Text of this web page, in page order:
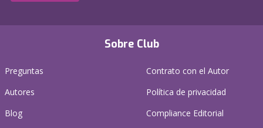
Sobre Club
Preguntas
Autores
Blog
Contrato con el Autor
Política de privacidad
Compliance Editorial